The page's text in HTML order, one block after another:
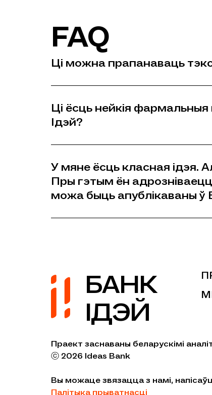
FAQ
Ці можна прапанаваць
Ці ёсць нейкія
Iдэй?
У мяне ёсць класная ідэя.
Пры гэтым ён
можа быць апублікаваны ў
БАНК
ІДЭЙ
Праект заснаваны беларускімі
ⓒ 2026 Ideas Bank
Вы можаце звязацца з намі,
Палітыка прыватнасці